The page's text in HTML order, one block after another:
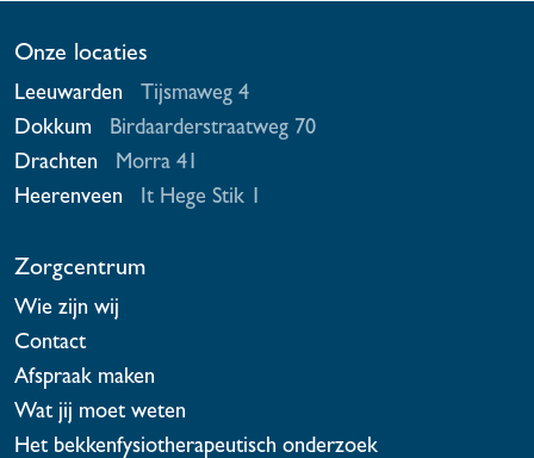
Onze locaties
Leeuwarden
Tijsmaweg 4
Dokkum
Birdaarderstraatweg 70
Drachten
Morra 41
Heerenveen
It Hege Stik 1
Zorgcentrum
Wie zijn wij
Contact
Afspraak maken
Wat jij moet weten
Het bekkenfysiotherapeutisch onderzoek